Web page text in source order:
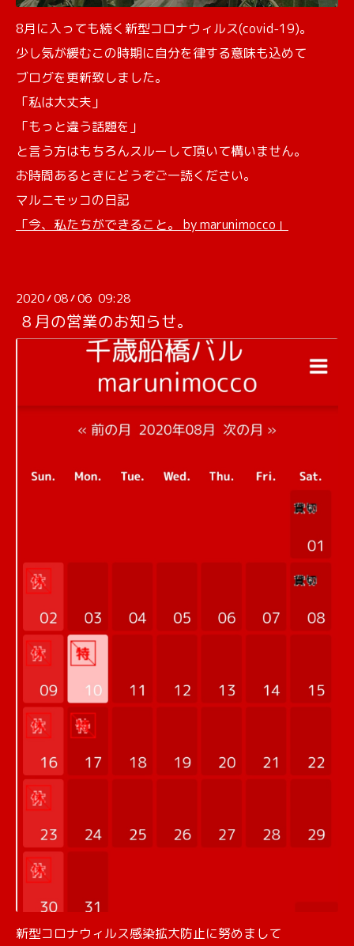
8月に入っても続く新型コロナウィルス(covid-19)。
少し気が緩むこの時期に自分を律する意味も込めて
ブログを更新致しました。
「私は大丈夫」
「もっと違う話題を」
と言う方はもちろんスルーして頂いて構いません。
お時間あるときにどうぞご一読ください。
マルニモッコの日記
「今、私たちができること。 by marunimocco」
2020/08/06 09:28
８月の営業のお知らせ。
新型コロナウィルス感染拡大防止に努めまして